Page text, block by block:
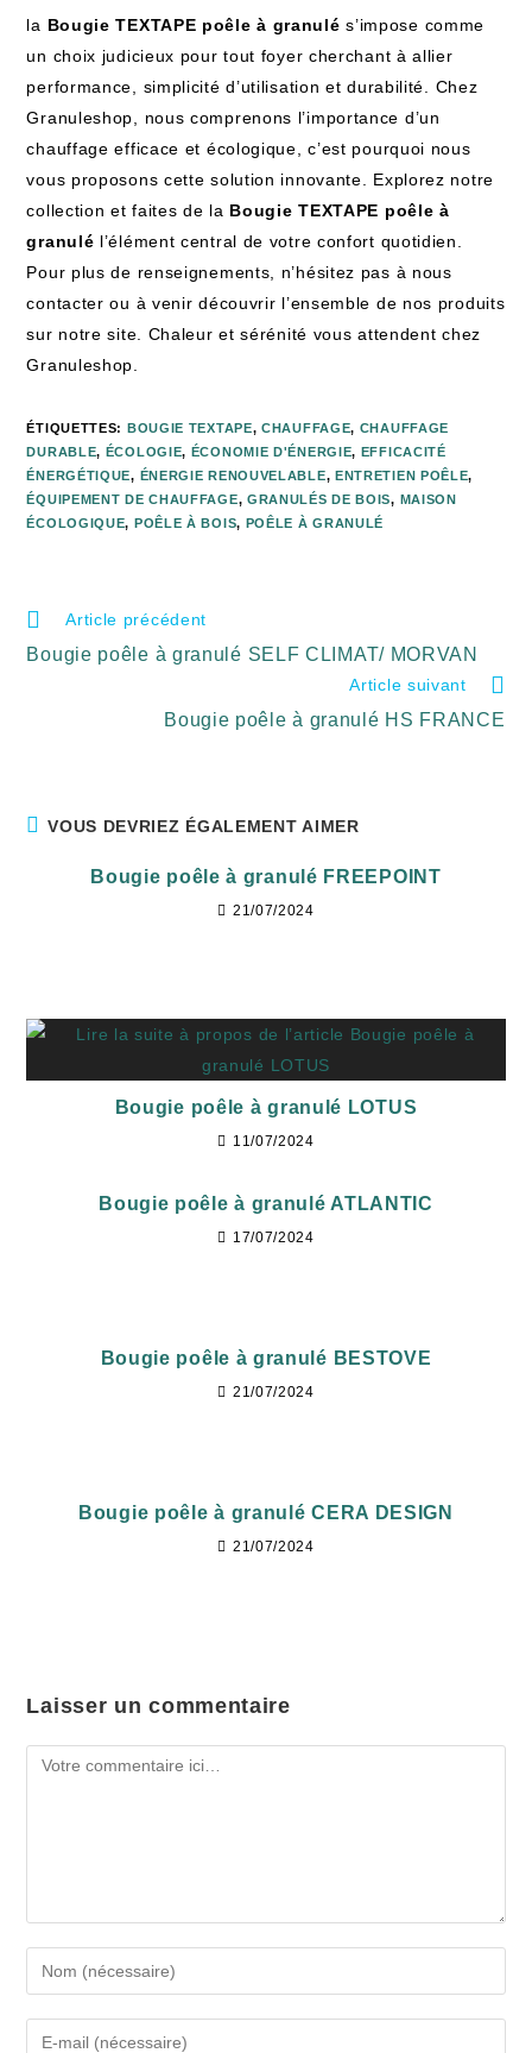
la Bougie TEXTAPE poêle à granulé s’impose comme
un choix judicieux pour tout foyer cherchant à allier
performance, simplicité d’utilisation et durabilité. Chez
Granuleshop, nous comprenons l’importance d’un
chauffage efficace et écologique, c’est pourquoi nous
vous proposons cette solution innovante. Explorez notre
collection et faites de la Bougie TEXTAPE poêle à
granulé l’élément central de votre confort quotidien.
Pour plus de renseignements, n’hésitez pas à nous
contacter ou à venir découvrir l’ensemble de nos produits
sur notre site. Chaleur et sérénité vous attendent chez
Granuleshop.
ÉTIQUETTES: BOUGIE TEXTAPE, CHAUFFAGE, CHAUFFAGE
DURABLE, ÉCOLOGIE, ÉCONOMIE D'ÉNERGIE, EFFICACITÉ
ÉNERGÉTIQUE, ÉNERGIE RENOUVELABLE, ENTRETIEN POÊLE,
ÉQUIPEMENT DE CHAUFFAGE, GRANULÉS DE BOIS, MAISON
ÉCOLOGIQUE, POÊLE À BOIS, POÊLE À GRANULÉ
Article précédent
Bougie poêle à granulé SELF CLIMAT/ MORVAN
Article suivant
Bougie poêle à granulé HS FRANCE
VOUS DEVRIEZ ÉGALEMENT AIMER
Bougie poêle à granulé FREEPOINT
21/07/2024
Bougie poêle à granulé LOTUS
11/07/2024
Bougie poêle à granulé ATLANTIC
17/07/2024
Bougie poêle à granulé BESTOVE
21/07/2024
Bougie poêle à granulé CERA DESIGN
21/07/2024
Laisser un commentaire